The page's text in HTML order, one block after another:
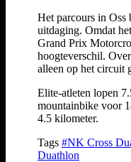
Het parcours in Oss
uitdaging. Omdat
Grand Prix
hoogteverschil.
alleen op het circuit
Elite-atleten lopen
mountainbike voor
4.5 kilometer.
Tags #NK Cross
Duathlon